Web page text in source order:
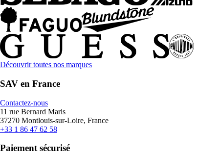
Découvrir toutes nos marques
SAV en France
Contactez-nous
11 rue Bernard Maris
37270 Montlouis-sur-Loire, France
+33 1 86 47 62 58
Paiement sécurisé